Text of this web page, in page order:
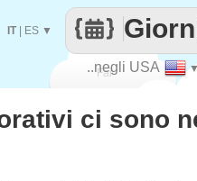
Fai
..negli USA ▼
IT| ES ▼
ci sono